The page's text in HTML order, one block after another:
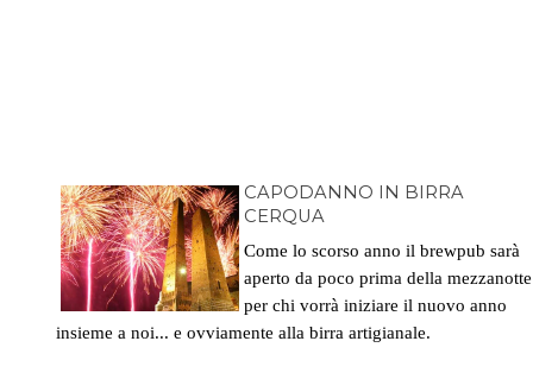
CAPODANNO IN BIRRA
CERQUA
Come lo scorso anno il brewpub sarà
aperto da poco prima della mezzanotte
per chi vorrà iniziare il nuovo anno
insieme a noi... e ovviamente alla birra artigianale.